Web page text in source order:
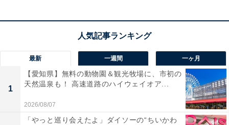
最新 一週間 一ヶ月
1
【愛知県】無料の動物園＆観光牧場に、市初の
天然温泉も！ 高速道路のハイウェイオア...
2026/08/07
「やっと巡り会えたよ」ダイソーの“ちいかわ